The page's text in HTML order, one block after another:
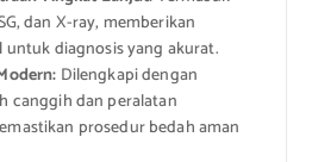
dan X-ray, memberikan
untuk diagnosis yang akurat.
Dilengkapi dengan
canggih dan peralatan
prosedur bedah aman